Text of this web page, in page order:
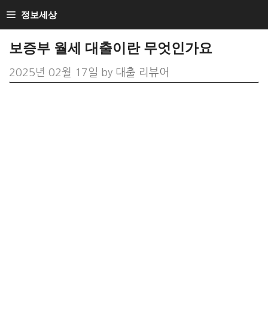
Skip
to
content
정보세상
보증부 월세 대출이란 무엇인가요
2025년 02월 17일 by 대출 리뷰어